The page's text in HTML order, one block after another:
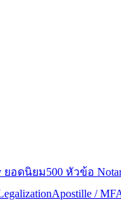
ยอดนิยม500 หัวข้อ
Apostille /